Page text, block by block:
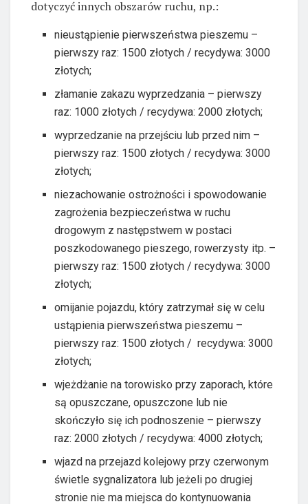
dotyczyć innych obszarów ruchu, np.:
nieustąpienie pierwszeństwa pieszemu –
pierwszy raz: 1500 złotych / recydywa: 3000
złotych;
złamanie zakazu wyprzedzania – pierwszy
raz: 1000 złotych / recydywa: 2000 złotych;
wyprzedzanie na przejściu lub przed nim –
pierwszy raz: 1500 złotych / recydywa: 3000
złotych;
niezachowanie ostrożności i spowodowanie
zagrożenia bezpieczeństwa w ruchu
drogowym z następstwem w postaci
poszkodowanego pieszego, rowerzysty itp. –
pierwszy raz: 1500 złotych / recydywa: 3000
złotych;
omijanie pojazdu, który zatrzymał się w celu
ustąpienia pierwszeństwa pieszemu –
pierwszy raz: 1500 złotych / recydywa: 3000
złotych;
wjeżdżanie na torowisko przy zaporach, które
są opuszczane, opuszczone lub nie
skończyło się ich podnoszenie – pierwszy
raz: 2000 złotych / recydywa: 4000 złotych;
wjazd na przejazd kolejowy przy czerwonym
świetle sygnalizatora lub jeżeli po drugiej
stronie nie ma miejsca do kontynuowania